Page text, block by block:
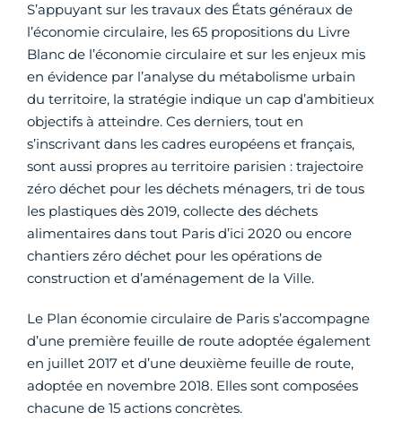
S’appuyant sur les travaux des États généraux de
l’économie circulaire, les 65 propositions du Livre
Blanc de l’économie circulaire et sur les enjeux mis
en évidence par l’analyse du métabolisme urbain
du territoire, la stratégie indique un cap d’ambitieux
objectifs à atteindre. Ces derniers, tout en
s’inscrivant dans les cadres européens et français,
sont aussi propres au territoire parisien : trajectoire
zéro déchet pour les déchets ménagers, tri de tous
les plastiques dès 2019, collecte des déchets
alimentaires dans tout Paris d’ici 2020 ou encore
chantiers zéro déchet pour les opérations de
construction et d’aménagement de la Ville.
Le Plan économie circulaire de Paris s’accompagne
d’une première feuille de route adoptée également
en juillet 2017 et d’une deuxième feuille de route,
adoptée en novembre 2018. Elles sont composées
chacune de 15 actions concrètes.